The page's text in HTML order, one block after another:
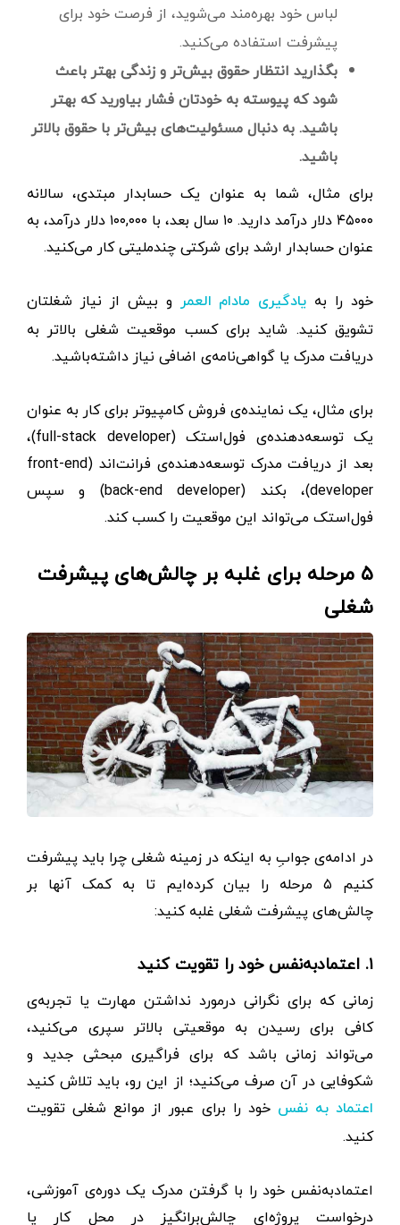
لباس خود بهره‌مند می‌شوید، از فرصت خود برای
پیشرفت استفاده می‌کنید.
بگذارید انتظار حقوق بیش‌تر و زندگی بهتر باعث
شود که پیوسته به خودتان فشار بیاورید که بهتر
باشید. به دنبال مسئولیت‌های بیش‌تر با حقوق بالا‌تر
باشید.
برای مثال، شما به‌ عنوان یک حسابدار مبتدی، سالانه
۴۵۰۰۰ دلار درآمد دارید. ۱۰ سال بعد، با ۱۰۰,۰۰۰ دلار درآمد، به‌
عنوان حسابدار ارشد برای شرکتی چندملیتی کار می‌کنید.
خود را به یادگیری مادام العمر و بیش‌ از نیاز شغلتان
تشویق کنید. شاید برای کسب موقعیت شغلی بالا‌تر به
دریافت مدرک یا گواهی‌نامه‌ی اضافی نیاز داشته‌باشید.
برای مثال، یک نماینده‌ی فروش کامپیوتر برای کار به‌ عنوان
یک توسعه‌دهنده‌ی فول‌استک (full-stack developer)،
بعد از دریافت مدرک توسعه‌دهنده‌ی فرانت‌اند (front-end
developer)، بکند (back-end developer) و سپس
فول‌استک می‌تواند این موقعیت را کسب کند.
۵ مرحله برای غلبه بر چالش‌های پیشرفت
شغلی
در ادامه‌ی جوابِ به اینکه در زمینه شغلی چرا باید پیشرفت
کنیم ۵ مرحله را بیان کرده‌ایم تا به کمک آنها بر
چالش‌های پیشرفت شغلی غلبه کنید:
۱. اعتماد‌به‌نفس خود را تقویت کنید
زمانی که برای نگرانی در‌مورد نداشتن مهارت یا تجربه‌ی
کافی برای رسیدن به موقعیتی بالاتر سپری می‌کنید،
می‌تواند زمانی باشد که برای فراگیری مبحثی جدید و
شکوفا‌یی در آن صرف می‌کنید؛ از این رو، باید تلاش کنید
اعتماد‌ به نفس خود را برای عبور از موانع شغلی تقویت
کنید.
اعتماد‌به‌نفس خود را با گرفتن مدرک یک دوره‌ی آموزشی،
درخواست پروژه‌ای چالش‌بر‌انگیز در محل‌ کار یا